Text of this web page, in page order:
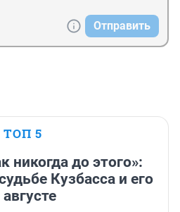
Отправить
ТОП 5
никогда до этого»:
Кузбасса и его